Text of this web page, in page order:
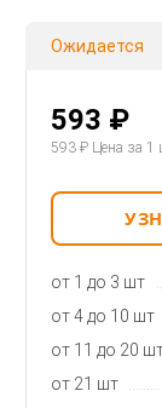
Ожидается
593 ₽
593 ₽Цена за 1
от 1 до 3 шт
от 4 до 10 шт
от 11 до 20
от 21 шт